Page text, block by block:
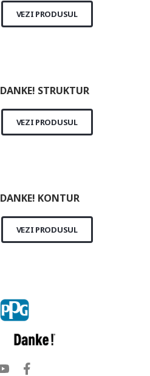
VEZI PRODUSUL
DANKE! STRUKTUR
VEZI PRODUSUL
DANKE! KONTUR
VEZI PRODUSUL